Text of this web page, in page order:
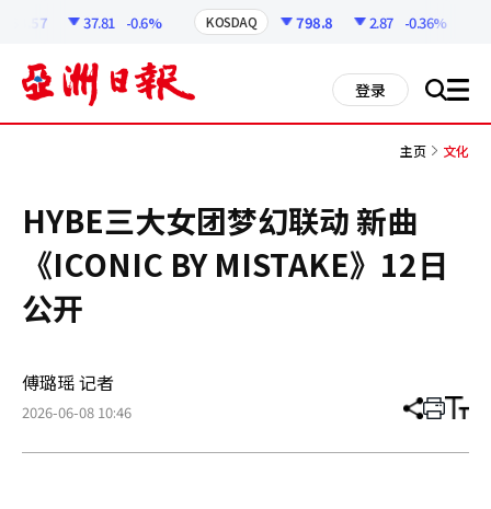
37.81 -0.6% KOSDAQ 798.8 2.87 -0.36%
登录 搜 all
主页 文化
HYBE三大女团梦幻联动 新曲
《ICONIC BY MISTAKE》12日
公开
傅璐瑶 记者
2026-06-08 10:46 分
章
打 调
小